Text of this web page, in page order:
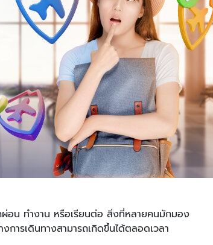
ผ่อน ทำงาน หรือเรียนต่อ สิ่งที่หลายคนมักมอง
การเดินทางสามารถเกิดขึ้นได้ตลอดเวลา